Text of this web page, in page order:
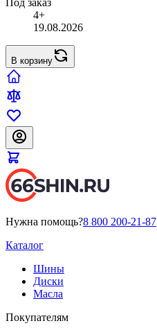
Под заказ
4+
19.08.2026
В корзину
Нужна помощь?8 800 200-21-87
Каталог
Шины
Диски
Масла
Покупателям